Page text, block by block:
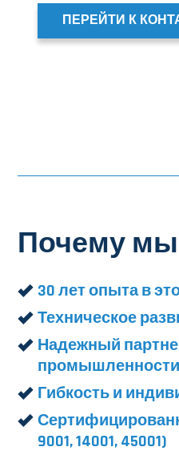
ПЕРЕЙТИ К
Почему
30 лет опыта в
Техническое
Надежный
промышленности
Гибкость и
9001, 14001, 45001)